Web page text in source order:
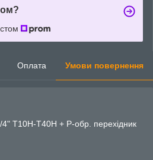
Оплата Умови повернення
4" T10H-T40H + Р-обр. перехідник